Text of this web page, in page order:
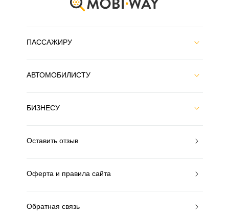
ПАССАЖИРУ
АВТОМОБИЛИСТУ
БИЗНЕСУ
Оставить отзыв
Оферта и правила сайта
Обратная связь